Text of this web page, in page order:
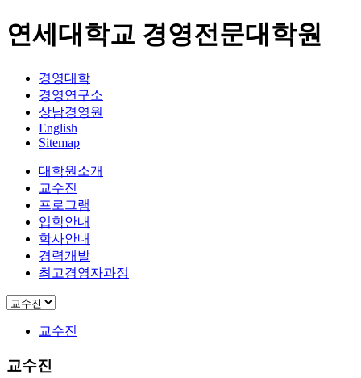
연세대학교 경영전문대학원
경영대학
경영연구소
상남경영원
English
Sitemap
대학원소개
교수진
프로그램
입학안내
학사안내
경력개발
최고경영자과정
교수진
교수진